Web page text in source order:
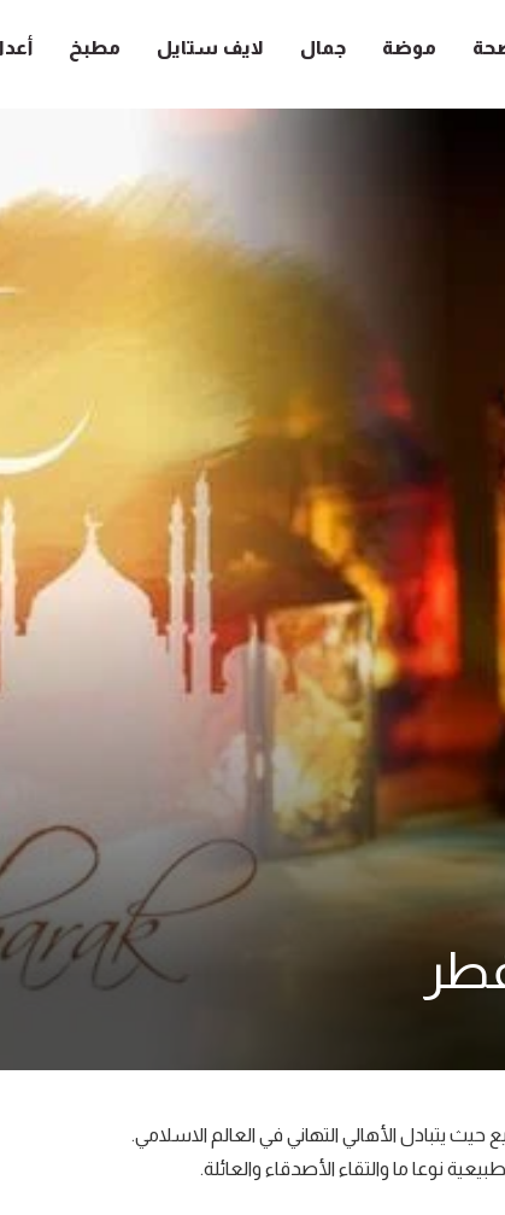
موضة جمال لايف ستايل مطبخ
يتبادل الأهالي التهاني في العالم الاسلامي.
نوعا ما والتقاء الأصدقاء والعائلة.